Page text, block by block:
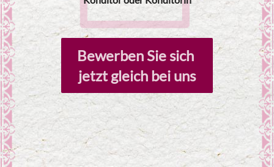
Bewerben Sie sich
jetzt gleich bei uns